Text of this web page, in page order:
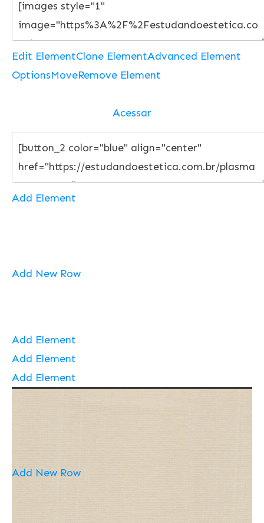
Edit ElementClone ElementAdvanced Element
OptionsMoveRemove Element
Acessar
Add Element
Add New Row
Add Element
Add Element
Add Element
Add New Row